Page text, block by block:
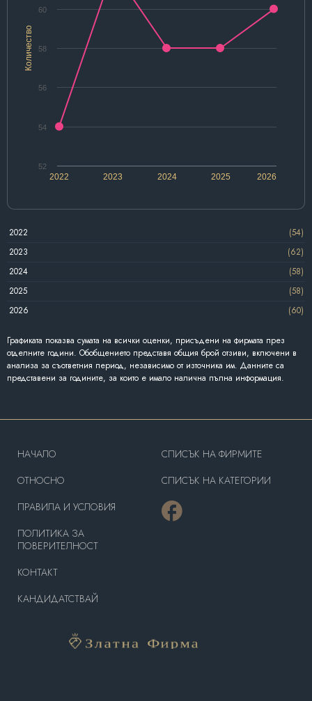
Количество
2022 2024 2026
2023 2025
52
54
56
58
60
2022
(54)
2023
(62)
2024
(58)
2025
(58)
2026
(60)
Графиката показва сумата на всички оценки, присъдени на фирмата през
отделните години. Обобщението представя общия брой отзиви, включени в
анализа за съответния период, независимо от източника им. Данните са
представени за годините, за които е имало налична пълна информация.
HAЧАЛО
OТНОСНО
ПРАВИЛА И УСЛОВИЯ
ПОЛИТИКА ЗА
ПОВЕРИТЕЛНОСТ
КОНТАКТ
КАНДИДАТСТВАЙ
СПИСЪК НА ФИРМИТЕ
СПИСЪК НА КАТЕГОРИИ